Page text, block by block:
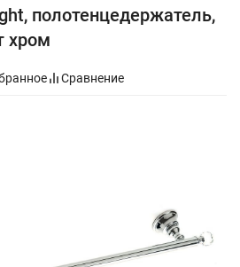
полотенцедержатель,
хром
Сравнение